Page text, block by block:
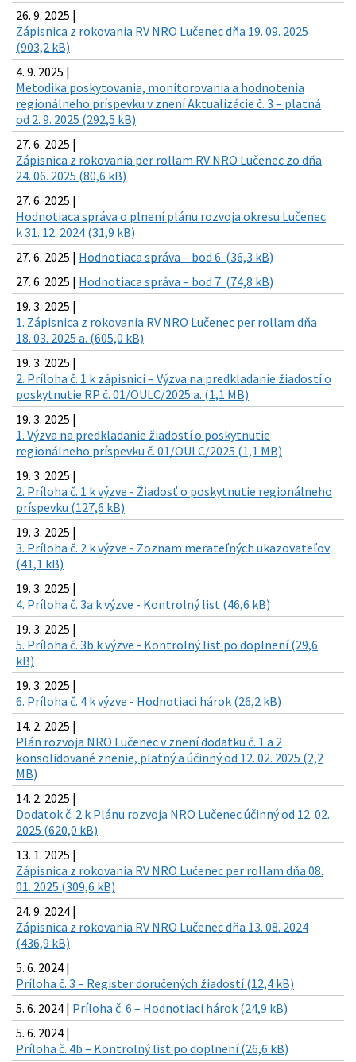
26. 9. 2025 |
Zápisnica z rokovania RV NRO Lučenec dňa 19. 09. 2025
(903,2 kB)
4. 9. 2025 |
Metodika poskytovania, monitorovania a hodnotenia
regionálneho príspevku v znení Aktualizácie č. 3 – platná
od 2. 9. 2025 (292,5 kB)
27. 6. 2025 |
Zápisnica z rokovania per rollam RV NRO Lučenec zo dňa
24. 06. 2025 (80,6 kB)
27. 6. 2025 |
Hodnotiaca správa o plnení plánu rozvoja okresu Lučenec
k 31. 12. 2024 (31,9 kB)
27. 6. 2025 | Hodnotiaca správa – bod 6. (36,3 kB)
27. 6. 2025 | Hodnotiaca správa – bod 7. (74,8 kB)
19. 3. 2025 |
1. Zápisnica z rokovania RV NRO Lučenec per rollam dňa
18. 03. 2025 a. (605,0 kB)
19. 3. 2025 |
2. Príloha č. 1 k zápisnici – Výzva na predkladanie žiadostí o
poskytnutie RP č. 01/OULC/2025 a. (1,1 MB)
19. 3. 2025 |
1. Výzva na predkladanie žiadostí o poskytnutie
regionálneho príspevku č. 01/OULC/2025 (1,1 MB)
19. 3. 2025 |
2. Príloha č. 1 k výzve - Žiadosť o poskytnutie regionálneho
príspevku (127,6 kB)
19. 3. 2025 |
3. Príloha č. 2 k výzve - Zoznam merateľných ukazovateľov
(41,1 kB)
19. 3. 2025 |
4. Príloha č. 3a k výzve - Kontrolný list (46,6 kB)
19. 3. 2025 |
5. Príloha č. 3b k výzve - Kontrolný list po doplnení (29,6
kB)
19. 3. 2025 |
6. Príloha č. 4 k výzve - Hodnotiaci hárok (26,2 kB)
14. 2. 2025 |
Plán rozvoja NRO Lučenec v znení dodatku č. 1 a 2
konsolidované znenie, platný a účinný od 12. 02. 2025 (2,2
MB)
14. 2. 2025 |
Dodatok č. 2 k Plánu rozvoja NRO Lučenec účinný od 12. 02.
2025 (620,0 kB)
13. 1. 2025 |
Zápisnica z rokovania RV NRO Lučenec per rollam dňa 08.
01. 2025 (309,6 kB)
24. 9. 2024 |
Zápisnica z rokovania RV NRO Lučenec dňa 13. 08. 2024
(436,9 kB)
5. 6. 2024 |
Príloha č. 3 – Register doručených žiadostí (12,4 kB)
5. 6. 2024 | Príloha č. 6 – Hodnotiaci hárok (24,9 kB)
5. 6. 2024 |
Príloha č. 4b – Kontrolný list po doplnení (26,6 kB)